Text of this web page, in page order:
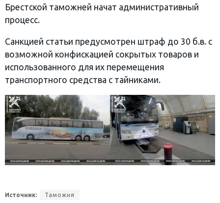
Брестской таможней начат административный
процесс.
Санкцией статьи предусмотрен штраф до 30 б.в. с
возможной конфискацией сокрытых товаров и
использованного для их перемещения
транспортного средства с тайниками.
Источник: Таможня